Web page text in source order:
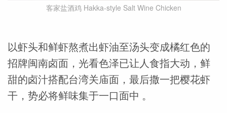
客家盐酒鸡 Hakka-style Salt Wine Chicken
以虾头和鲜虾熬煮出虾油至汤头变成橘红色的
招牌闽南卤面，光看色泽已让人食指大动，鲜
甜的卤汁搭配台湾关庙面，最后撒一把樱花虾
干，势必将鲜味集于一口面中 。